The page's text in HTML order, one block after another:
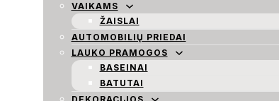
VAIKAMS
ŽAISLAI
AUTOMOBILIŲ PRIEDAI
LAUKO PRAMOGOS
BASEINAI
BATUTAI